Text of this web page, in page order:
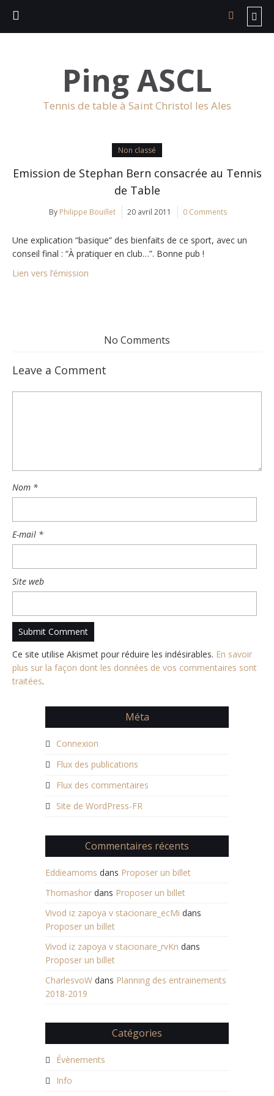
Ping ASCL
Tennis de table à Saint Christol les Ales
Non classé
Emission de Stephan Bern consacrée au Tennis
de Table
By Philippe Bouillet 20 avril 2011 0 Comments
Une explication “basique” des bienfaits de ce sport, avec un
conseil final : “À pratiquer en club…”. Bonne pub !
Lien vers l’émission
No Comments
Leave a Comment
Nom *
E-mail *
Site web
Ce site utilise Akismet pour réduire les indésirables. En savoir
plus sur la façon dont les données de vos commentaires sont
traitées.
Méta
Connexion
Flux des publications
Flux des commentaires
Site de WordPress-FR
Commentaires récents
Eddieamoms dans Proposer un billet
Thomashor dans Proposer un billet
Vivod iz zapoya v stacionare_ecMi dans
Proposer un billet
Vivod iz zapoya v stacionare_rvKn dans
Proposer un billet
CharlesvoW dans Planning des entrainements
2018-2019
Catégories
Évènements
Info